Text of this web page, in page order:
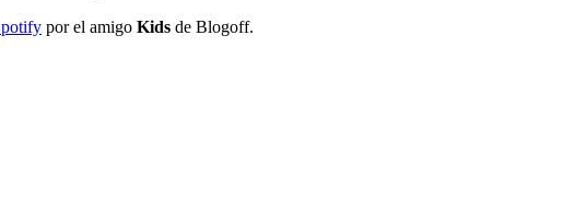
por el amigo Kids de Blogoff.